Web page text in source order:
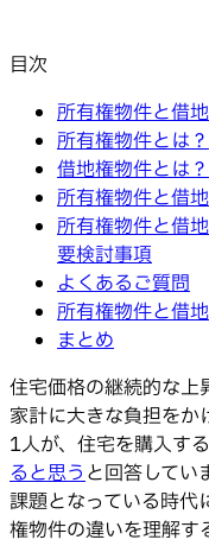
目次
所有権物件と借
所有権物件とは？
借地権物件とは？
所有権物件と借
所有権物件と借
要検討事項
よくあるご質問
所有権物件と借
まとめ
住宅価格の継続的な上
家計に大きな負担をか
1人が、住宅を購入す
ると思うと回答してい
課題となっている時代
権物件の違いを理解す